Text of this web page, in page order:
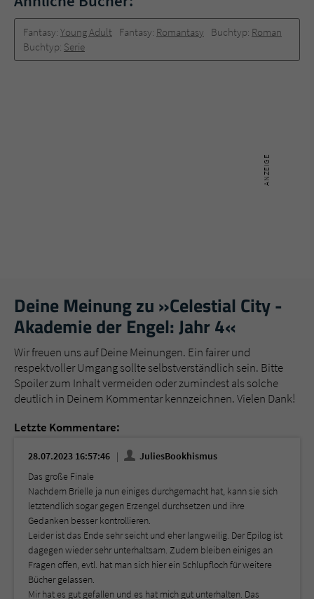
Fantasy: Young Adult Fantasy: Romantasy Buchtyp: Roman
Buchtyp: Serie
Deine Meinung zu »Celestial City -
Akademie der Engel: Jahr 4«
Wir freuen uns auf Deine Meinungen. Ein fairer und
respektvoller Umgang sollte selbstverständlich sein. Bitte
Spoiler zum Inhalt vermeiden oder zumindest als solche
deutlich in Deinem Kommentar kennzeichnen. Vielen Dank!
Letzte Kommentare:
28.07.2023 16:57:46
JuliesBookhismus
Das große Finale
Nachdem Brielle ja nun einiges durchgemacht hat, kann sie sich
letztendlich sogar gegen Erzengel durchsetzen und ihre
Gedanken besser kontrollieren.
Leider ist das Ende sehr seicht und eher langweilig. Der Epilog ist
dagegen wieder sehr unterhaltsam. Zudem bleiben einiges an
Fragen offen, evtl. hat man sich hier ein Schlupfloch für weitere
Bücher gelassen.
Mir hat es gut gefallen und es hat mich gut unterhalten. Das